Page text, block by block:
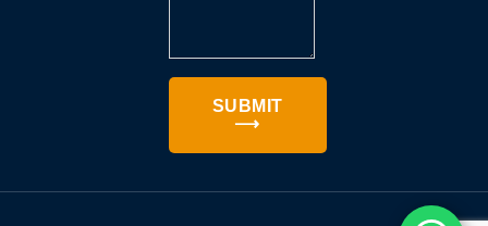
SUBMIT
⟶